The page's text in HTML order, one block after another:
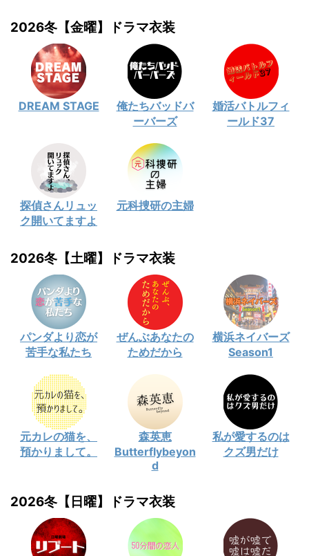
2026冬【金曜】ドラマ衣装
DREAM STAGE
俺たちバッドバ
ーバーズ
婚活バトルフィ
ールド37
探偵さんリュッ
ク開いてますよ
元科捜研の主婦
2026冬【土曜】ドラマ衣装
パンダより恋が
苦手な私たち
ぜんぶあなたの
ためだから
横浜ネイバーズ
Season1
元カレの猫を、
預かりまして。
森英恵
Butterflybeyon
d
私が愛するのは
クズ男だけ
2026冬【日曜】ドラマ衣装